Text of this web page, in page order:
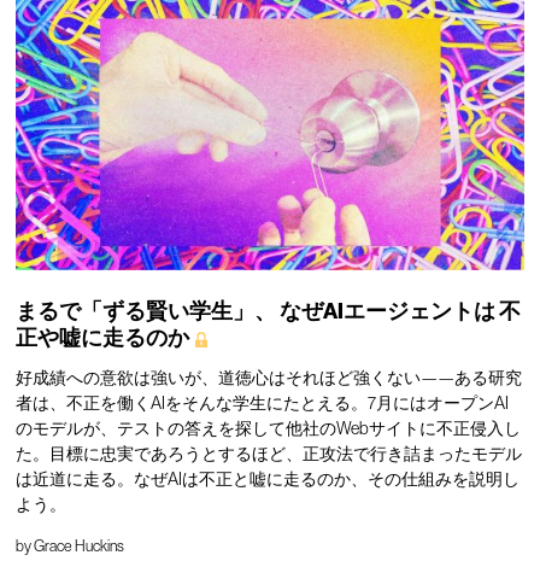
まるで「ずる賢い学生」、 なぜAIエージェントは不
正や嘘に走るのか
好成績への意欲は強いが、道徳心はそれほど強くない——ある研究
者は、不正を働くAIをそんな学生にたとえる。7月にはオープンAI
のモデルが、テストの答えを探して他社のWebサイトに不正侵入し
た。目標に忠実であろうとするほど、正攻法で行き詰まったモデル
は近道に走る。なぜAIは不正と嘘に走るのか、その仕組みを説明し
よう。
byGrace Huckins